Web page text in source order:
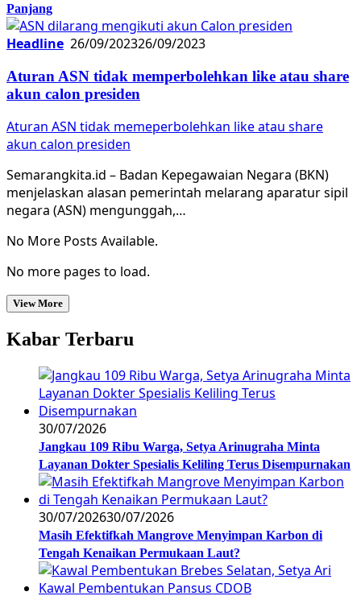
Panjang
Headline 26/09/202326/09/2023
Aturan ASN tidak memperbolehkan like atau share
akun calon presiden
Aturan ASN tidak memeperbolehkan like atau share
akun calon presiden
Semarangkita.id – Badan Kepegawaian Negara (BKN)
menjelaskan alasan pemerintah melarang aparatur sipil
negara (ASN) mengunggah,…
No More Posts Available.
No more pages to load.
View More
Kabar Terbaru
30/07/2026
Jangkau 109 Ribu Warga, Setya Arinugraha Minta
Layanan Dokter Spesialis Keliling Terus Disempurnakan
30/07/202630/07/2026
Masih Efektifkah Mangrove Menyimpan Karbon di
Tengah Kenaikan Permukaan Laut?